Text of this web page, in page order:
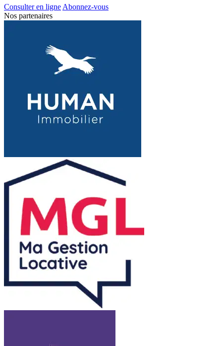
Consulter en ligne Abonnez-vous
Nos partenaires